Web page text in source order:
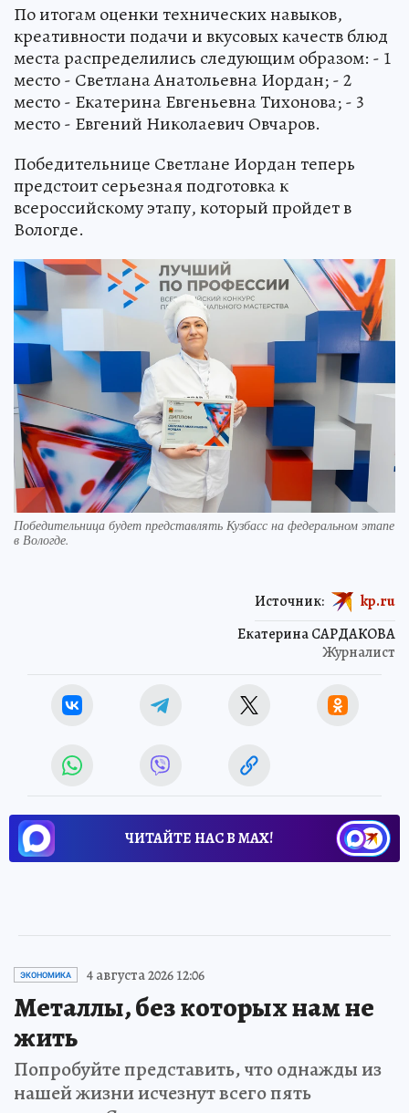
По итогам оценки технических навыков,
креативности подачи и вкусовых качеств блюд
места распределились следующим образом: - 1
место - Светлана Анатольевна Иордан; - 2
место - Екатерина Евгеньевна Тихонова; - 3
место - Евгений Николаевич Овчаров.
Победительнице Светлане Иордан теперь
предстоит серьезная подготовка к
всероссийскому этапу, который пройдет в
Вологде.
Победительница будет представлять Кузбасс на федеральном этапе
в Вологде.
Екатерина САРДАКОВА
Журналист
Источник: kp.ru
ЧИТАЙТЕ НАС В МАХ!
ЭКОНОМИКА 4 августа 2026 12:06
Металлы, без которых нам не
жить
Попробуйте представить, что однажды из
нашей жизни исчезнут всего пять